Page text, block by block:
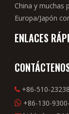
China y muchas
Europa/Japón
ENLACES
 +86-510-
 +86-130-